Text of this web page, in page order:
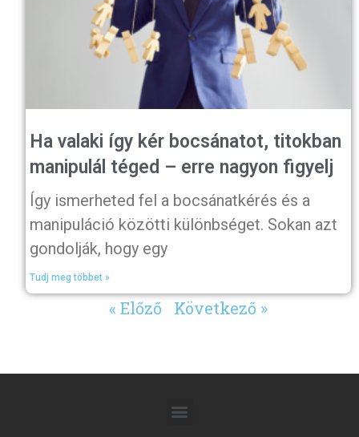
Ha valaki így kér bocsánatot, titokban
manipulál téged – erre nagyon figyelj
Így ismerheted fel a bocsánatkérés és a
manipuláció közötti különbséget. Sokan azt
gondolják, hogy egy
Tudj meg többet »
« Előző Következő »